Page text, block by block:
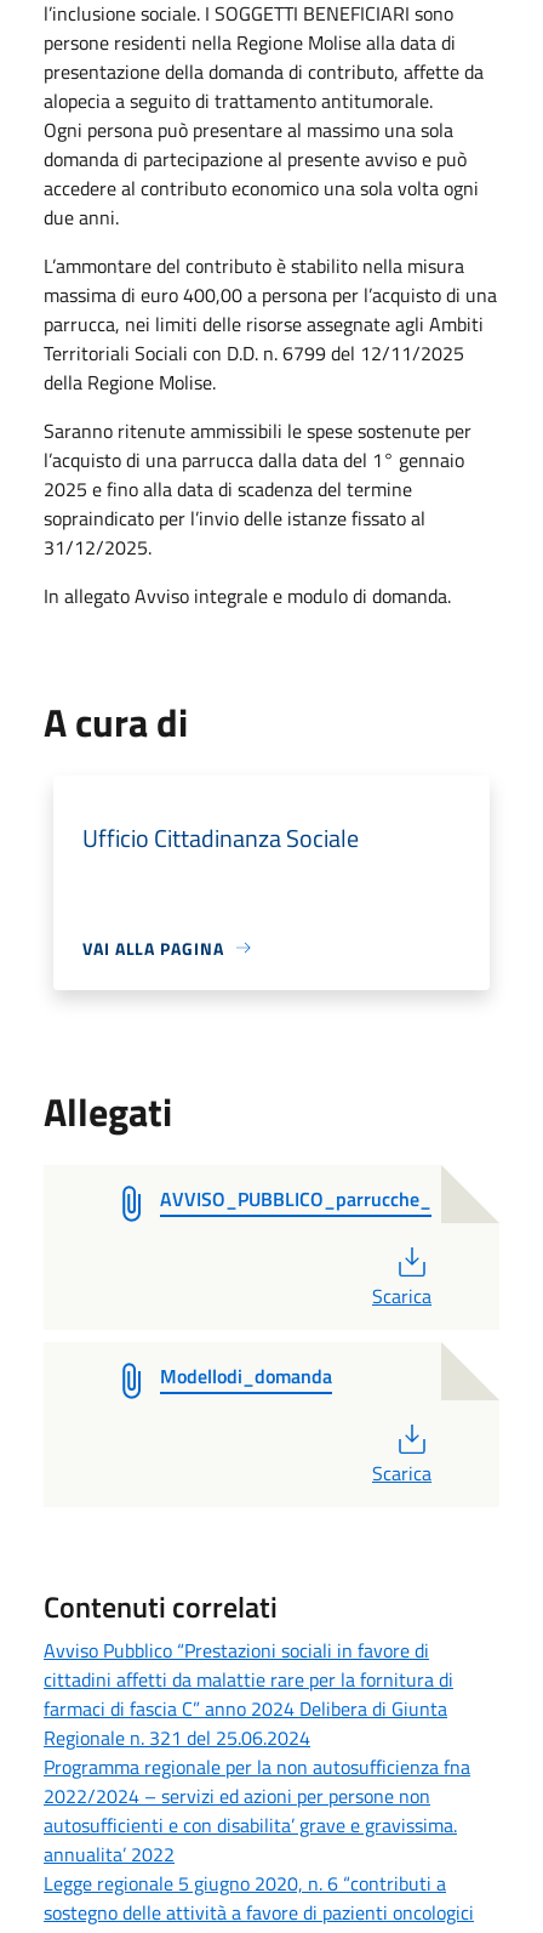
l’inclusione sociale. I SOGGETTI BENEFICIARI sono
persone residenti nella Regione Molise alla data di
presentazione della domanda di contributo, affette da
alopecia a seguito di trattamento antitumorale.
Ogni persona può presentare al massimo una sola
domanda di partecipazione al presente avviso e può
accedere al contributo economico una sola volta ogni
due anni.
L’ammontare del contributo è stabilito nella misura
massima di euro 400,00 a persona per l’acquisto di una
parrucca, nei limiti delle risorse assegnate agli Ambiti
Territoriali Sociali con D.D. n. 6799 del 12/11/2025
della Regione Molise.
Saranno ritenute ammissibili le spese sostenute per
l’acquisto di una parrucca dalla data del 1° gennaio
2025 e fino alla data di scadenza del termine
sopraindicato per l’invio delle istanze fissato al
31/12/2025.
In allegato Avviso integrale e modulo di domanda.
A cura di
Ufficio Cittadinanza Sociale
VAI ALLA PAGINA
Allegati
AVVISO_PUBBLICO_parrucche_
Scarica
Modellodi_domanda
Scarica
Contenuti correlati
Avviso Pubblico “Prestazioni sociali in favore di
cittadini affetti da malattie rare per la fornitura di
farmaci di fascia C” anno 2024 Delibera di Giunta
Regionale n. 321 del 25.06.2024
Programma regionale per la non autosufficienza fna
2022/2024 – servizi ed azioni per persone non
autosufficienti e con disabilita’ grave e gravissima.
annualita’ 2022
Legge regionale 5 giugno 2020, n. 6 “contributi a
sostegno delle attività a favore di pazienti oncologici